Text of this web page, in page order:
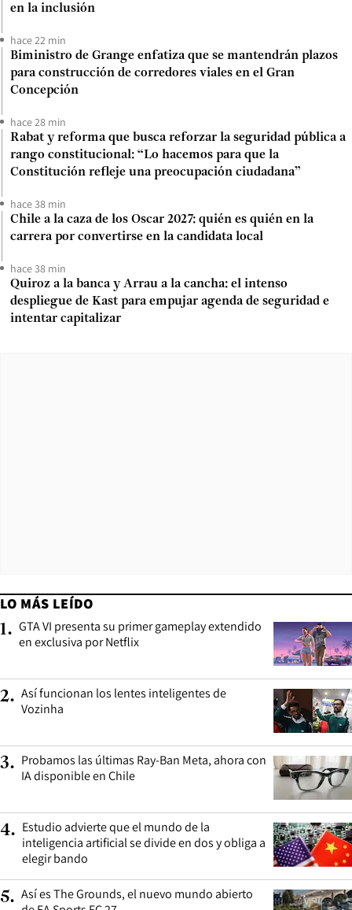
en la inclusión
hace 22 min
Biministro de Grange enfatiza que se mantendrán plazos
para construcción de corredores viales en el Gran
Concepción
hace 28 min
Rabat y reforma que busca reforzar la seguridad pública a
rango constitucional: “Lo hacemos para que la
Constitución refleje una preocupación ciudadana”
hace 38 min
Chile a la caza de los Oscar 2027: quién es quién en la
carrera por convertirse en la candidata local
hace 38 min
Quiroz a la banca y Arrau a la cancha: el intenso
despliegue de Kast para empujar agenda de seguridad e
intentar capitalizar
LO MÁS LEÍDO
1. GTA VI presenta su primer gameplay extendido
en exclusiva por Netflix
2. Así funcionan los lentes inteligentes de
Vozinha
3. Probamos las últimas Ray-Ban Meta, ahora con
IA disponible en Chile
4. Estudio advierte que el mundo de la
inteligencia artificial se divide en dos y obliga a
elegir bando
5. Así es The Grounds, el nuevo mundo abierto